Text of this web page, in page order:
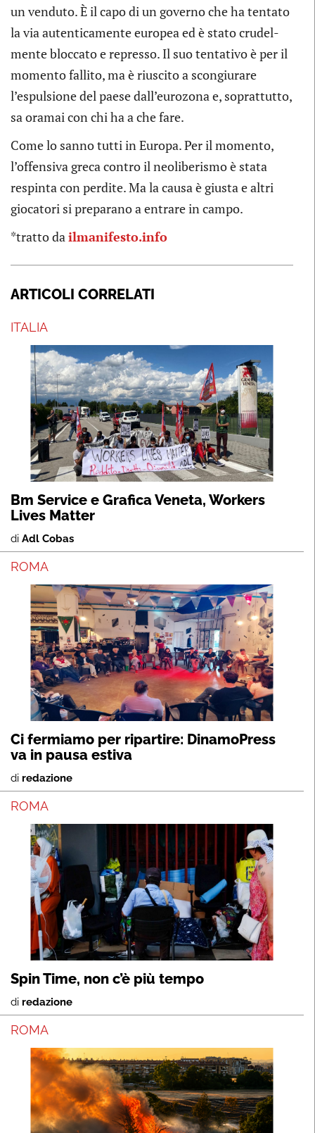
un ven­duto. È il capo di un governo che ha ten­tato
la via auten­ti­ca­mente euro­pea ed è stato cru­del­
mente bloc­cato e represso. Il suo ten­ta­tivo è per il
momento fal­lito, ma è riu­scito a scon­giu­rare
l’espulsione del paese dall’eurozona e, soprat­tutto,
sa ora­mai con chi ha a che fare.
Come lo sanno tutti in Europa. Per il momento,
l’offensiva greca con­tro il neo­li­be­ri­smo è stata
respinta con per­dite. Ma la causa è giu­sta e altri
gio­ca­tori si pre­pa­rano a entrare in campo.
*tratto dailmanifesto.info
ARTICOLI CORRELATI
ITALIA
Bm Service e Grafica Veneta, Workers
Lives Matter
di Adl Cobas
ROMA
Ci fermiamo per ripartire: DinamoPress
va in pausa estiva
di redazione
ROMA
Spin Time, non c’è più tempo
di redazione
ROMA